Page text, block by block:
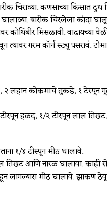
चिराव्या. कणसाच्या किसात दुध
बारीक चिरलेला कांदा
मिसळावी. वाढायच्या
गरम कॉर्न स्ट्यू पसरावं.
२ लहान कोकमाचे तुकडे, १ टेस्पून
टीस्पून हळद, १/२ टीस्पून लाल तिखट.
१/४ टीस्पून मीठ घालावे.
तिखट आणि नारळ घालावा. काही
लागल्यास मीठ घालावे. झाकण